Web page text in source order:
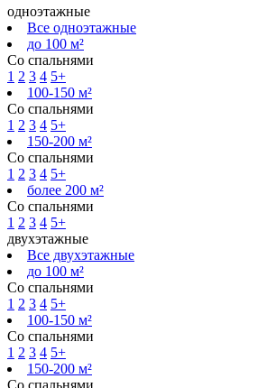
одноэтажные
Все одноэтажные
до 100 м²
Со спальнями
1 2 3 4 5+
100-150 м²
Со спальнями
1 2 3 4 5+
150-200 м²
Со спальнями
1 2 3 4 5+
более 200 м²
Со спальнями
1 2 3 4 5+
двухэтажные
Все двухэтажные
до 100 м²
Со спальнями
1 2 3 4 5+
100-150 м²
Со спальнями
1 2 3 4 5+
150-200 м²
Со спальнями